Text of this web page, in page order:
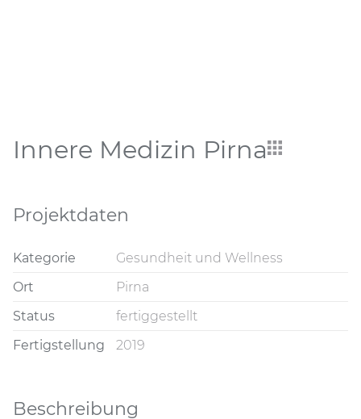
Innere Medizin Pirna
Projektdaten
Kategorie
Gesundheit und Wellness
Ort
Pirna
Status
fertiggestellt
Fertigstellung
2019
Beschreibung